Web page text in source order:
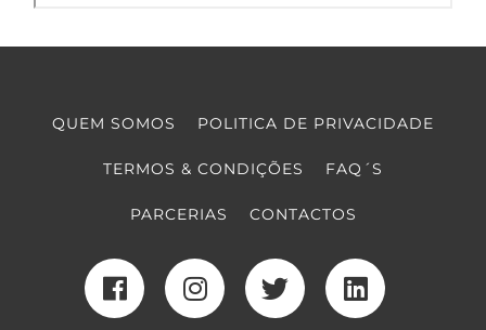
QUEM SOMOS POLITICA DE PRIVACIDADE
TERMOS & CONDIÇÕES FAQ´S
PARCERIAS CONTACTOS